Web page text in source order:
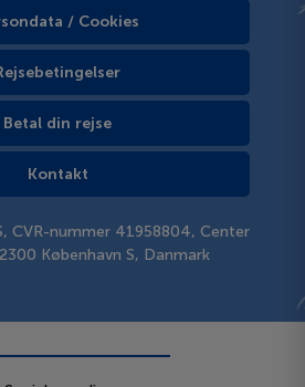
/ Cookies
Betal din rejse
Kontakt
CVR-nummer 41958804, Center
København S, Danmark